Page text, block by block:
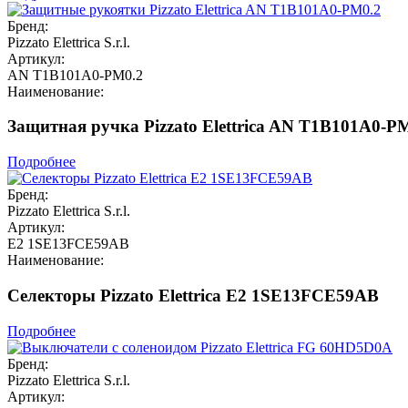
Бренд:
Pizzato Elettrica S.r.l.
Артикул:
AN T1B101A0-PM0.2
Наименование:
Защитная ручка Pizzato Elettrica AN T1B101A0-
Подробнее
Бренд:
Pizzato Elettrica S.r.l.
Артикул:
E2 1SE13FCE59AB
Наименование:
Селекторы Pizzato Elettrica E2 1SE13FCE59AB
Подробнее
Бренд:
Pizzato Elettrica S.r.l.
Артикул: